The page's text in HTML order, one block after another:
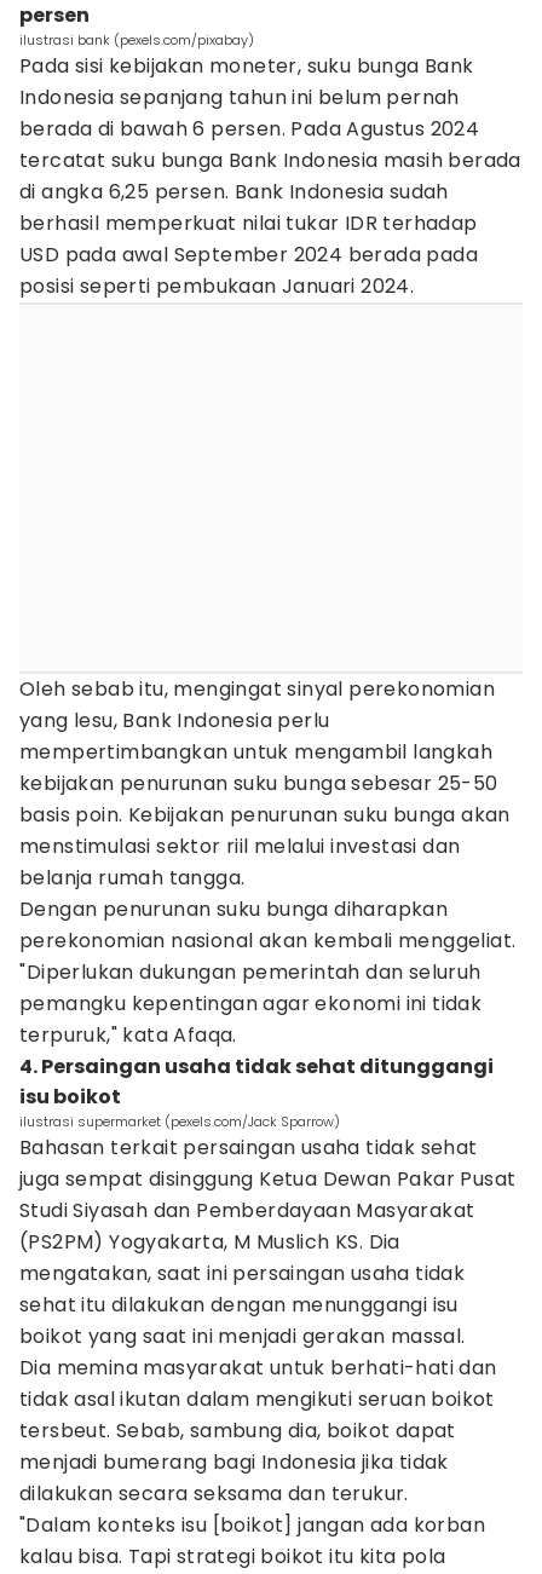
persen
ilustrasi bank (pexels.com/pixabay)
Pada sisi kebijakan moneter, suku bunga Bank
Indonesia sepanjang tahun ini belum pernah
berada di bawah 6 persen. Pada Agustus 2024
tercatat suku bunga Bank Indonesia masih berada
di angka 6,25 persen. Bank Indonesia sudah
berhasil memperkuat nilai tukar IDR terhadap
USD pada awal September 2024 berada pada
posisi seperti pembukaan Januari 2024.
Oleh sebab itu, mengingat sinyal perekonomian
yang lesu, Bank Indonesia perlu
mempertimbangkan untuk mengambil langkah
kebijakan penurunan suku bunga sebesar 25-50
basis poin. Kebijakan penurunan suku bunga akan
menstimulasi sektor riil melalui investasi dan
belanja rumah tangga.
Dengan penurunan suku bunga diharapkan
perekonomian nasional akan kembali menggeliat.
"⁠Diperlukan dukungan pemerintah dan seluruh
pemangku kepentingan agar ekonomi ini tidak
terpuruk," kata Afaqa.
4. Persaingan usaha tidak sehat ditunggangi
isu boikot
ilustrasi supermarket (pexels.com/Jack Sparrow)
Bahasan terkait persaingan usaha tidak sehat
juga sempat disinggung Ketua Dewan Pakar Pusat
Studi Siyasah dan Pemberdayaan Masyarakat
(PS2PM) Yogyakarta, M Muslich KS. Dia
mengatakan, saat ini persaingan usaha tidak
sehat itu dilakukan dengan menunggangi isu
boikot yang saat ini menjadi gerakan massal.
Dia memina masyarakat untuk berhati-hati dan
tidak asal ikutan dalam mengikuti seruan boikot
tersbeut. Sebab, sambung dia, boikot dapat
menjadi bumerang bagi Indonesia jika tidak
dilakukan secara seksama dan terukur.
"Dalam konteks isu [boikot] jangan ada korban
kalau bisa. Tapi strategi boikot itu kita pola